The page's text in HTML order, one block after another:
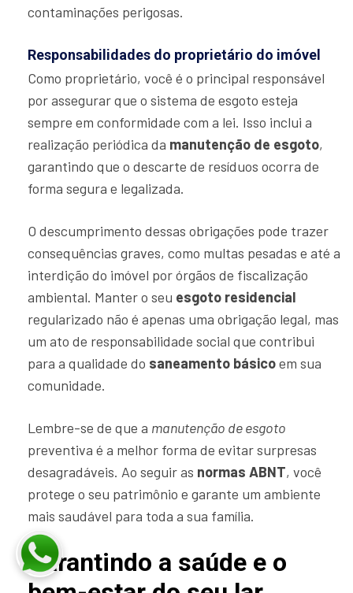
contaminações perigosas.
Responsabilidades do proprietário do imóvel
Como proprietário, você é o principal responsável
por assegurar que o sistema de esgoto esteja
sempre em conformidade com a lei. Isso inclui a
realização periódica da manutenção de esgoto,
garantindo que o descarte de resíduos ocorra de
forma segura e legalizada.
O descumprimento dessas obrigações pode trazer
consequências graves, como multas pesadas e até a
interdição do imóvel por órgãos de fiscalização
ambiental. Manter o seu esgoto residencial
regularizado não é apenas uma obrigação legal, mas
um ato de responsabilidade social que contribui
para a qualidade do saneamento básicoem sua
comunidade.
Lembre-se de que a manutenção de esgoto
preventiva é a melhor forma de evitar surpresas
desagradáveis. Ao seguir as normas ABNT, você
protege o seu patrimônio e garante um ambiente
mais saudável para toda a sua família.
Garantindo a saúde e o